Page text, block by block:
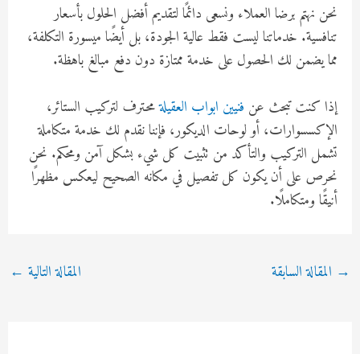
نحن نهتم برضا العملاء ونسعى دائمًا لتقديم أفضل الحلول بأسعار
تنافسية. خدماتنا ليست فقط عالية الجودة، بل أيضًا ميسورة التكلفة،
مما يضمن لك الحصول على خدمة ممتازة دون دفع مبالغ باهظة.
إذا كنت تبحث عن فنيين ابواب العقيلةمحترف لتركيب الستائر،
الإكسسوارات، أو لوحات الديكور، فإننا نقدم لك خدمة متكاملة
تشمل التركيب والتأكد من تثبيت كل شيء بشكل آمن ومحكم. نحن
نحرص على أن يكون كل تفصيل في مكانه الصحيح ليعكس مظهرًا
أنيقًا ومتكاملًا.
Post
→ المقالة السابقة المقالة التالية ←